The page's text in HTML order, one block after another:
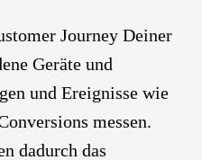
Journey Deiner
Geräte und
und Ereignisse wie
messen.
dadurch das